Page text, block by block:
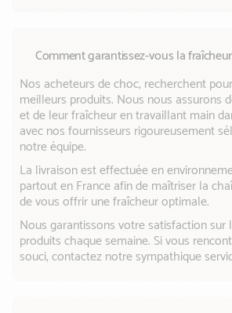
Comment garantissez-vous la
Nos acheteurs de choc, recherchent
meilleurs produits. Nous nous assurons
et de leur fraîcheur en travaillant main
avec nos fournisseurs rigoureusement
notre équipe.
La livraison est effectuée en
partout en France afin de maîtriser la
de vous offrir une fraîcheur optimale.
Nous garantissons votre satisfaction sur
produits chaque semaine. Si vous
souci, contactez notre sympathique